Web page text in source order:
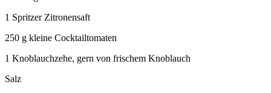
1 Spritzer Zitronensaft
250 g kleine Cocktailtomaten
1 Knoblauchzehe, gern von frischem Knoblauch
Salz